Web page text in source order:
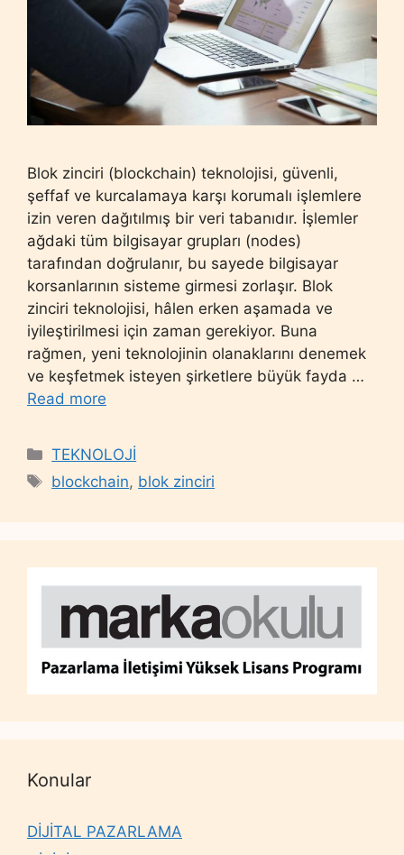
Blok zinciri (blockchain) teknolojisi, güvenli,
şeffaf ve kurcalamaya karşı korumalı işlemlere
izin veren dağıtılmış bir veri tabanıdır. İşlemler
ağdaki tüm bilgisayar grupları (nodes)
tarafından doğrulanır, bu sayede bilgisayar
korsanlarının sisteme girmesi zorlaşır. Blok
zinciri teknolojisi, hâlen erken aşamada ve
iyileştirilmesi için zaman gerekiyor. Buna
rağmen, yeni teknolojinin olanaklarını denemek
ve keşfetmek isteyen şirketlere büyük fayda …
Read more
Categories
TEKNOLOJİ
Tags
blockchain, blok zinciri
Konular
DİJİTAL PAZARLAMA